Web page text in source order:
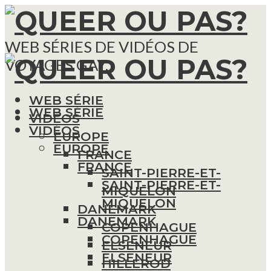
WEB SÉRIES DE VIDÉOS DE
VOYAGES GAY.
WEB SÉRIE
VIDÉOS
EUROPE
FRANCE
SAINT-PIERRE-ET-
MIQUELON
DANEMARK
COPENHAGUE
ELSENEUR
HILLEROD
WEB SÉRIE
VIDÉOS
EUROPE
FRANCE
SAINT-PIERRE-ET-
MIQUELON
DANEMARK
COPENHAGUE
ELSENEUR